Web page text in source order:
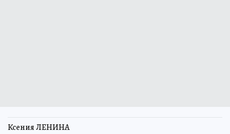
Ксения ЛЕНИНА